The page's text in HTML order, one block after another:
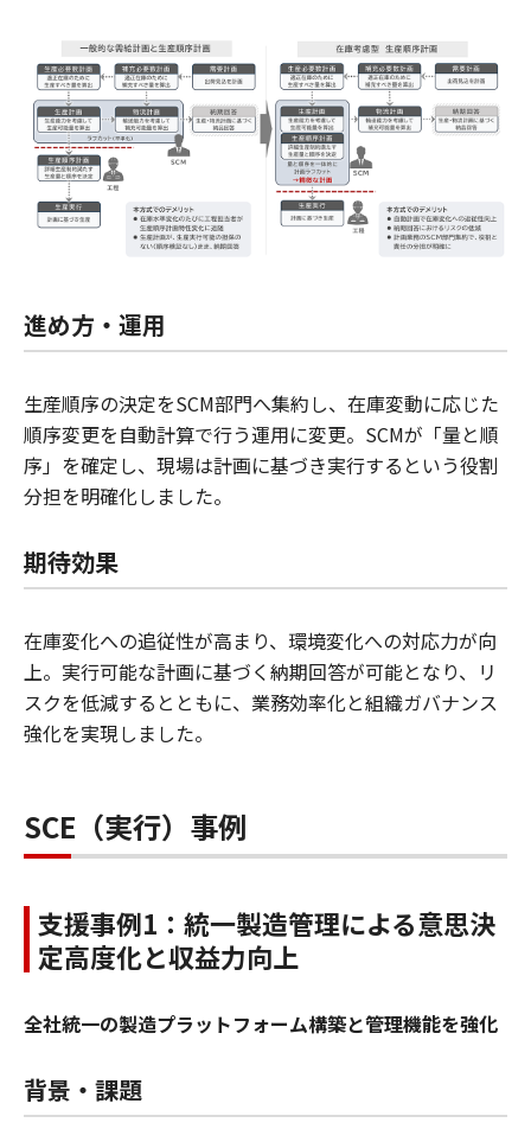
進め方・運用
生産順序の決定をSCM部門へ集約し、在庫変動に応じた
順序変更を自動計算で行う運用に変更。SCMが「量と順
序」を確定し、現場は計画に基づき実行するという役割
分担を明確化しました。
期待効果
在庫変化への追従性が高まり、環境変化への対応力が向
上。実行可能な計画に基づく納期回答が可能となり、リ
スクを低減するとともに、業務効率化と組織ガバナンス
強化を実現しました。
SCE（実行）事例
支援事例1：統一製造管理による意思決
定高度化と収益力向上
全社統一の製造プラットフォーム構築と管理機能を強化
背景・課題